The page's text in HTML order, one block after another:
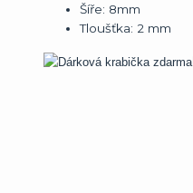
Šíře: 8mm
Tloušťka: 2 mm